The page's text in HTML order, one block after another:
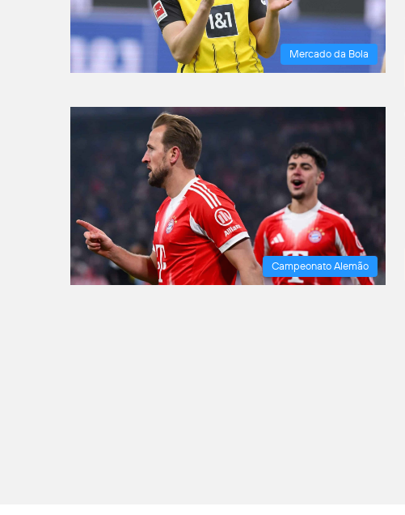
Mercado da Bola
Campeonato Alemão